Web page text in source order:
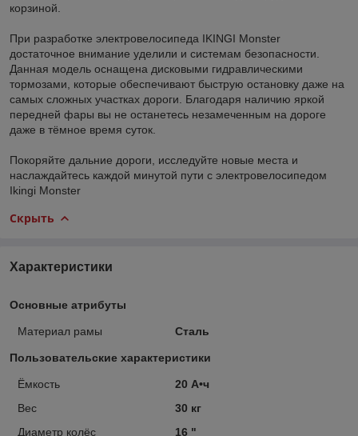
корзиной.
При разработке электровелосипеда IKINGI Monster
достаточное внимание уделили и системам безопасности.
Данная модель оснащена дисковыми гидравлическими
тормозами, которые обеспечивают быструю остановку даже на
самых сложных участках дороги. Благодаря наличию яркой
передней фары вы не останетесь незамеченным на дороге
даже в тёмное время суток.
Покоряйте дальние дороги, исследуйте новые места и
наслаждайтесь каждой минутой пути с электровелосипедом
Ikingi Monster
Скрыть
Характеристики
Основные атрибуты
Материал рамы Сталь
Пользовательские характеристики
Ёмкость
20 А•ч
Вес
30 кг
Диаметр колёс
16 "